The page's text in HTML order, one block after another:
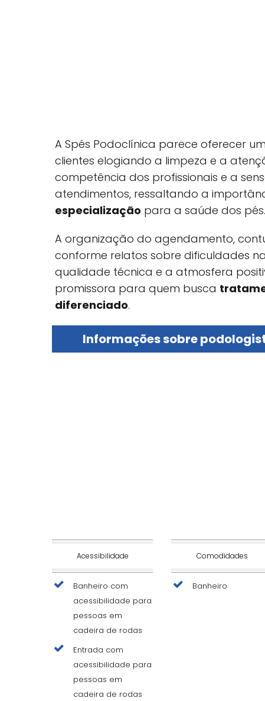
A Spés Podoclínica parece oferecer
clientes elogiando a limpeza e a
competência dos profissionais e a
atendimentos, ressaltando a
especialização para a saúde dos pés.
A organização do agendamento,
conforme relatos sobre dificuldades
qualidade técnica e a atmosfera
promissora para quem busca
diferenciado.
Informações sobre
Acessibilidade
Banheiro com
acessibilidade para
pessoas em
cadeira de rodas
Entrada com
acessibilidade para
pessoas em
cadeira de rodas
Comodidades
Banheiro